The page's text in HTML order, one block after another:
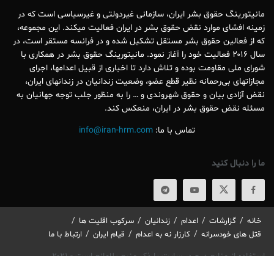
مانیتورینگ حقوق بشر ایران، سازمانی غیردولتی و غیرسیاسی است که در
زمینه افشای موارد نقض حقوق بشر در ایران فعالیت میکند. این مجموعه،
که از فعالین حقوق بشر مستقل تشکیل شده و در فرانسه مستقر است، در
سال ۲۰۱۶ فعالیت خود را آغاز نمود. مانیتورینگ حقوق بشر در همکاری با
شورای ملی مقاومت بوده و تلاش دارد تا اخباری از قبیل اعدامها، اجرای
مجازاتهای بی‌رحمانه نظیر قطع عضو، وضعیت زندانیان در زندانهای ایران،
نقض آزادی بیان و حقوق شهروندی و … را به منظور جلب توجه جهانیان به
مسئله نقض حقوق بشر در ایران، منعکس کند.
تماس با ما: info@iran-hrm.com
ما را دنبال کنید
خانه گزارشات اعدام زندانيان
سرکوب اقلیت ها
قتل های خودسرانه
کارزار نه به اعدام قیام ایران ارتباط با ما